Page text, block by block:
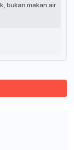
bukan makan air